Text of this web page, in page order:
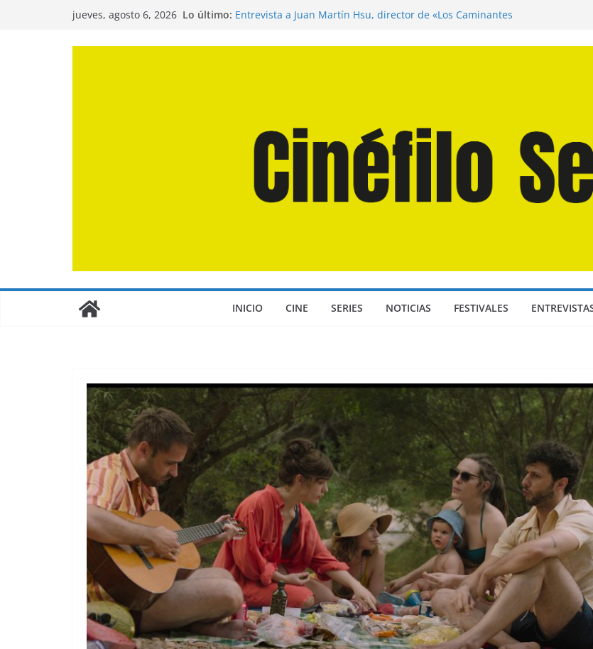
jueves, agosto 6, 2026 Lo último: Entrevista a Juan Martín Hsu, director de «Los Caminantes
INICIO CINE SERIES NOTICIAS FESTIVALES